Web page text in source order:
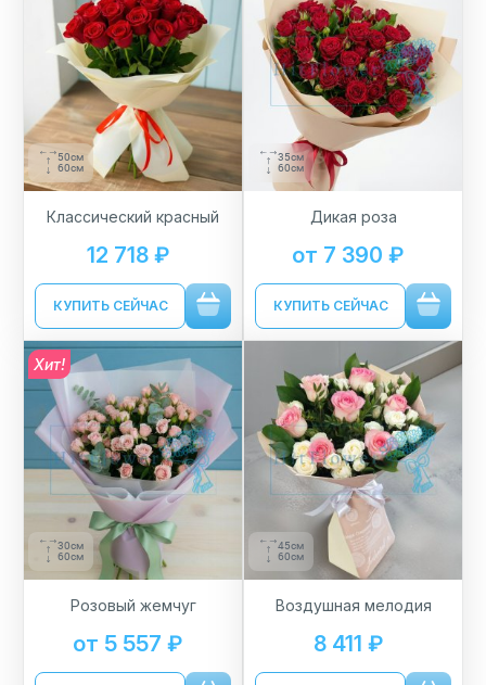
50см
60см
Классический красный
12 718 ₽
КУПИТЬ СЕЙЧАС
35см
60см
Дикая роза
от 7 390 ₽
КУПИТЬ СЕЙЧАС
Хит!
30см
60см
Розовый жемчуг
от 5 557 ₽
45см
60см
Воздушная мелодия
8 411 ₽